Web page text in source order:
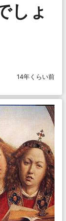
しょ
14年くらい前